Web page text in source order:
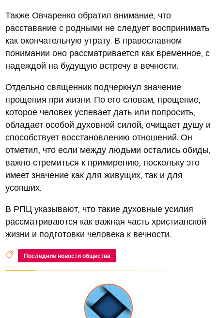
Также Овчаренко обратил внимание, что
расставание с родными не следует воспринимать
как окончательную утрату. В православном
понимании оно рассматривается как временное, с
надеждой на будущую встречу в вечности.
Отдельно священник подчеркнул значение
прощения при жизни. По его словам, прощение,
которое человек успевает дать или попросить,
обладает особой духовной силой, очищает душу и
способствует восстановлению отношений. Он
отметил, что если между людьми остались обиды,
важно стремиться к примирению, поскольку это
имеет значение как для живущих, так и для
усопших.
В РПЦ указывают, что такие духовные усилия
рассматриваются как важная часть христианской
жизни и подготовки человека к вечности.
Последние новости общества